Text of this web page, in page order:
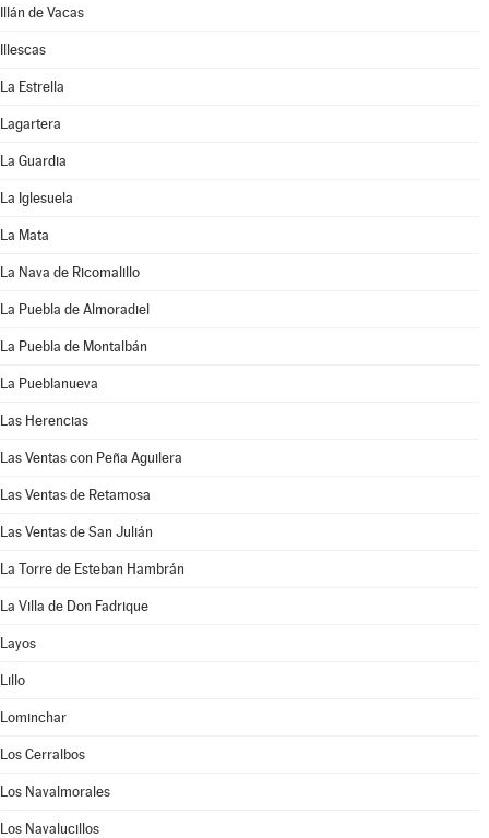
Illán de Vacas
Illescas
La Estrella
Lagartera
La Guardia
La Iglesuela
La Mata
La Nava de Ricomalillo
La Puebla de Almoradiel
La Puebla de Montalbán
La Pueblanueva
Las Herencias
Las Ventas con Peña Aguilera
Las Ventas de Retamosa
Las Ventas de San Julián
La Torre de Esteban Hambrán
La Villa de Don Fadrique
Layos
Lillo
Lominchar
Los Cerralbos
Los Navalmorales
Los Navalucillos